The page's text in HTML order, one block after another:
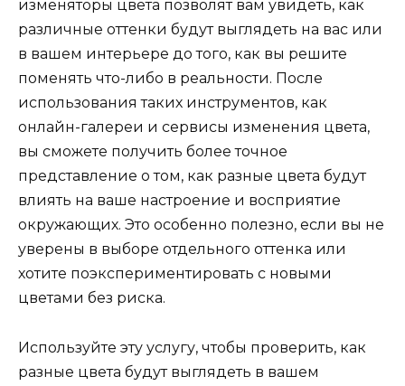
изменяторы цвета позволят вам увидеть, как
различные оттенки будут выглядеть на вас или
в вашем интерьере до того, как вы решите
поменять что-либо в реальности. После
использования таких инструментов, как
онлайн-галереи и сервисы изменения цвета,
вы сможете получить более точное
представление о том, как разные цвета будут
влиять на ваше настроение и восприятие
окружающих. Это особенно полезно, если вы не
уверены в выборе отдельного оттенка или
хотите поэкспериментировать с новыми
цветами без риска.
Используйте эту услугу, чтобы проверить, как
разные цвета будут выглядеть в вашем